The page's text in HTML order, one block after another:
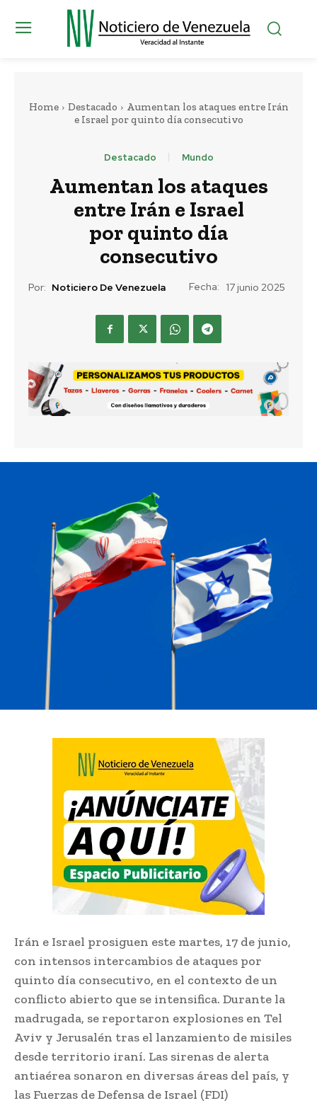
Home Destacado
Aumentan los ataques entre Irán
e Israel por quinto día consecutivo
Destacado Mundo
Aumentan los ataques
entre Irán e Israel
por quinto día
consecutivo
Por: Noticiero De Venezuela Fecha: 17 junio 2025
Irán e Israel prosiguen este martes, 17 de junio,
con intensos intercambios de ataques por
quinto día consecutivo, en el contexto de un
conflicto abierto que se intensifica. Durante la
madrugada, se reportaron explosiones en Tel
Aviv y Jerusalén tras el lanzamiento de misiles
desde territorio iraní. Las sirenas de alerta
antiaérea sonaron en diversas áreas del país, y
las Fuerzas de Defensa de Israel (FDI)